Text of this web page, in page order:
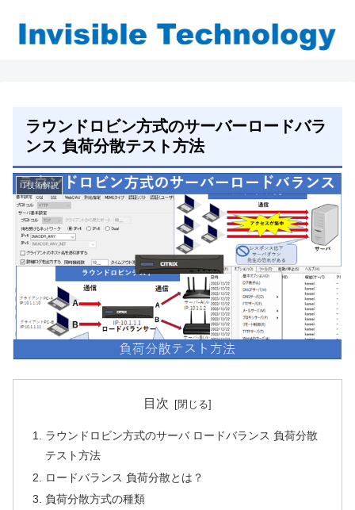
ラウンドロビン方式のサーバーロードバラ
ンス 負荷分散テスト方法
IT技術解説
目次
ラウンドロビン方式のサーバ ロードバランス 負荷分散
テスト方法
ロードバランス 負荷分散とは？
負荷分散方式の種類